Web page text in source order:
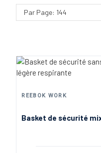
Par Page: 144
REEBOK WORK
Basket de sécurité